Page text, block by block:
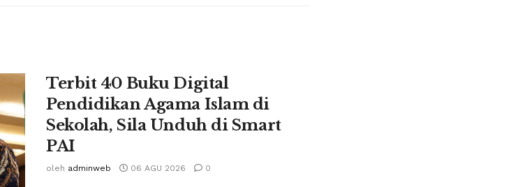
Terbit 40 Buku Digital
Pendidikan Agama Islam di
Sekolah, Sila Unduh di Smart
PAI
oleh adminweb 06 AGU 2026 0